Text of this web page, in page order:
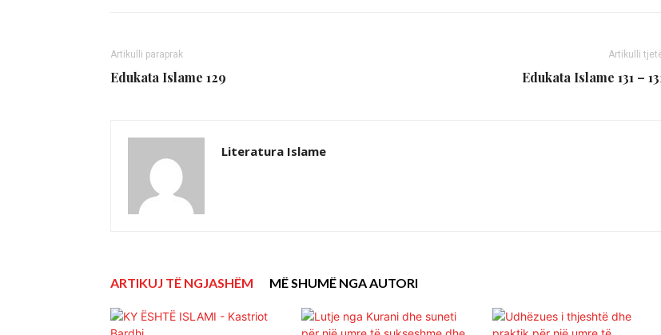
Artikulli paraprak
Edukata Islame 129
Artikulli
Edukata Islame 131 –
Literatura Islame
ARTIKUJ TË NGJASHËM MË SHUMË NGA AUTORI